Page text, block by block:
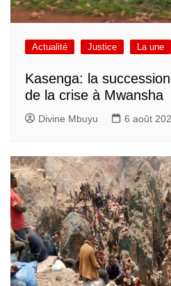
Actualité Justice La une
Kasenga: la
de la crise à Mwansha
Divine Mbuyu 6 août